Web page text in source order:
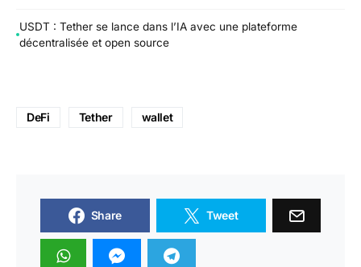
USDT : Tether se lance dans l’IA avec une plateforme
décentralisée et open source
DeFi Tether wallet
Share Tweet